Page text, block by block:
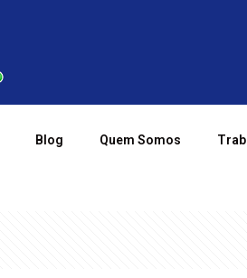
Blog Quem Somos